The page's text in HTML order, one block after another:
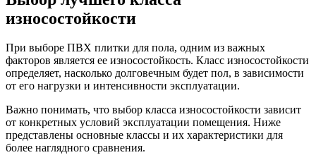
износостойкости
При выборе ПВХ плитки для пола, одним из важных
факторов является ее износостойкость. Класс износостойкости
определяет, насколько долговечным будет пол, в зависимости
от его нагрузки и интенсивности эксплуатации.
Важно понимать, что выбор класса износостойкости зависит
от конкретных условий эксплуатации помещения. Ниже
представлены основные классы и их характеристики для
более наглядного сравнения.